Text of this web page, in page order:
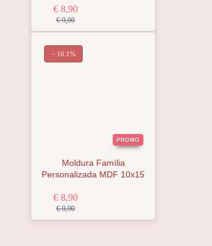
€ 8,90
€ 9,90
PROMO
Moldura Família
Personalizada MDF 10x15
€ 8,90
€ 9,90
− 10.1%